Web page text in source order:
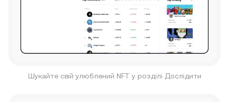
Шукайте свій улюблений NFT у розділі Дослідити